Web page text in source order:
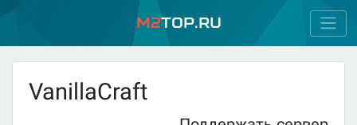
M2Top.ru
VanillaCraft